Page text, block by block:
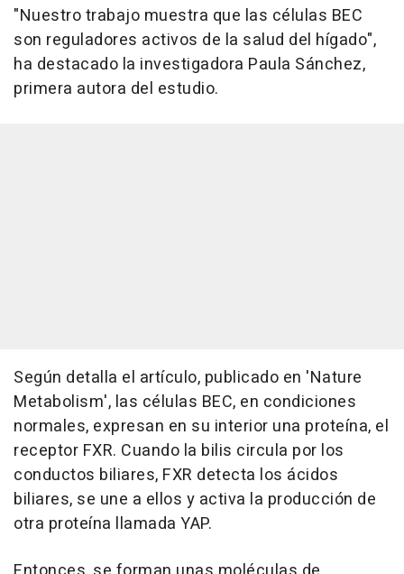
"Nuestro trabajo muestra que las células BEC
son reguladores activos de la salud del hígado",
ha destacado la investigadora Paula Sánchez,
primera autora del estudio.
Según detalla el artículo, publicado en 'Nature
Metabolism', las células BEC, en condiciones
normales, expresan en su interior una proteína, el
receptor FXR. Cuando la bilis circula por los
conductos biliares, FXR detecta los ácidos
biliares, se une a ellos y activa la producción de
otra proteína llamada YAP.